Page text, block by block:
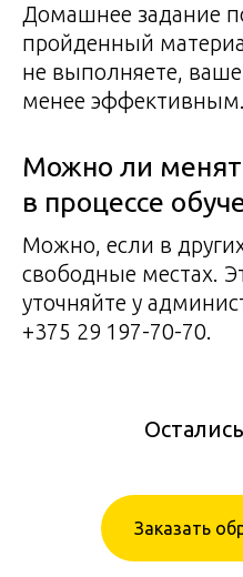
Домашнее задание
пройденный
не выполняете,
менее эффективным.
Можно ли
в процессе
Можно, если в
свободные местах.
уточняйте у
+375 29 197-70-70.
Заказать